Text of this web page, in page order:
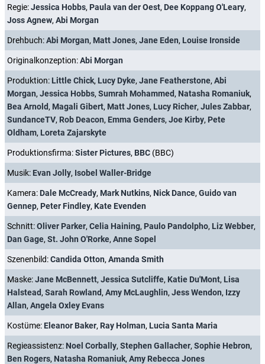
Regie:Jessica Hobbs, Paula van der Oest, Dee Koppang O'Leary,
Joss Agnew, Abi Morgan
Drehbuch:Abi Morgan, Matt Jones, Jane Eden, Louise Ironside
Originalkonzeption:Abi Morgan
Produktion: Little Chick, Lucy Dyke, Jane Featherstone, Abi
Morgan, Jessica Hobbs, Sumrah Mohammed, Natasha Romaniuk,
Bea Arnold, Magali Gibert, Matt Jones, Lucy Richer, Jules Zabbar,
SundanceTV, Rob Deacon, Emma Genders, Joe Kirby, Pete
Oldham, Loreta Zajarskyte
Produktionsfirma:Sister Pictures, BBC (BBC)
Musik: Evan Jolly, Isobel Waller-Bridge
Kamera: Dale McCready, Mark Nutkins, Nick Dance, Guido van
Gennep, Peter Findley, Kate Evenden
Schnitt:Oliver Parker, Celia Haining, Paulo Pandolpho, Liz Webber,
Dan Gage, St. John O'Rorke, Anne Sopel
Szenenbild:Candida Otton, Amanda Smith
Maske:Jane McBennett, Jessica Sutcliffe, Katie Du'Mont, Lisa
Halstead, Sarah Rowland, Amy McLaughlin, Jess Wendon, Izzy
Allan, Angela Oxley Evans
Kostüme: Eleanor Baker, Ray Holman, Lucia Santa Maria
Regieassistenz: Noel Corbally, Stephen Gallacher, Sophie Hebron,
Ben Rogers, Natasha Romaniuk, Amy Rebecca Jones